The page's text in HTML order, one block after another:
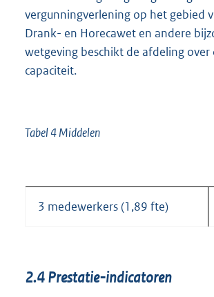
vergunningverlening op het gebied
Drank- en Horecawet en andere
wetgeving beschikt de afdeling over
capaciteit.
Tabel 4 Middelen
3 medewerkers (1,89 fte)
2.4 Prestatie-indicatoren